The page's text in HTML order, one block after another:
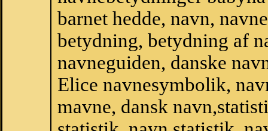
barnet hedde, navn,
betydning, betydning af
navneguiden, danske
Elice navnesymbolik,
mavne, dansk